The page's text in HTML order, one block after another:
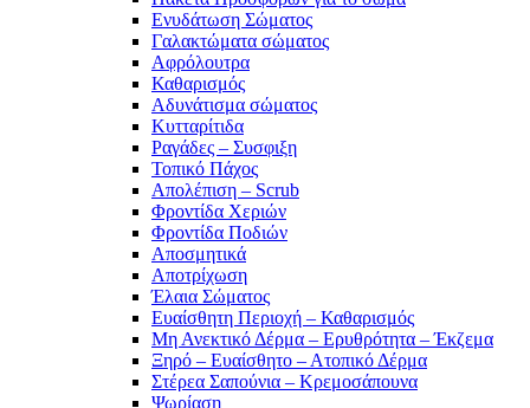
Ενυδάτωση Σώματος
Γαλακτώματα σώματος
Αφρόλουτρα
Καθαρισμός
Αδυνάτισμα σώματος
Κυτταρίτιδα
Ραγάδες – Συσφιξη
Τοπικό Πάχος
Απολέπιση – Scrub
Φροντίδα Χεριών
Φροντίδα Ποδιών
Αποσμητικά
Αποτρίχωση
Έλαια Σώματος
Ευαίσθητη Περιοχή – Καθαρισμός
Μη Ανεκτικό Δέρμα – Ερυθρότητα – Έκζεμα
Ξηρό – Ευαίσθητο – Ατοπικό Δέρμα
Στέρεα Σαπούνια – Κρεμοσάπουνα
Ψωρίαση